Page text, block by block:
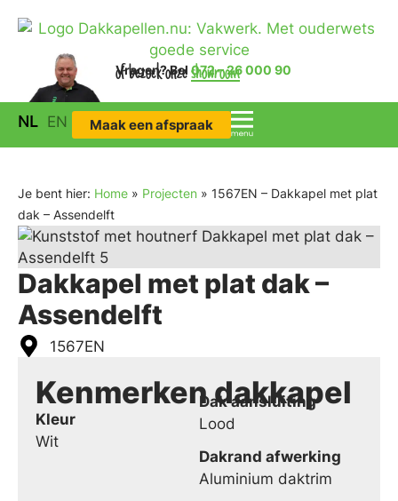
Vragen?Bel 072 – 26 000 90
of bezoek onzeshowroom
NL EN Maak een afspraak
Je bent hier: Home » Projecten » 1567EN – Dakkapel met plat
dak – Assendelft
Dakkapel met plat dak –
Assendelft
1567EN
Kenmerken dakkapel
Kleur
Wit
Dak aansluiting
Lood
Dakrand afwerking
Aluminium daktrim